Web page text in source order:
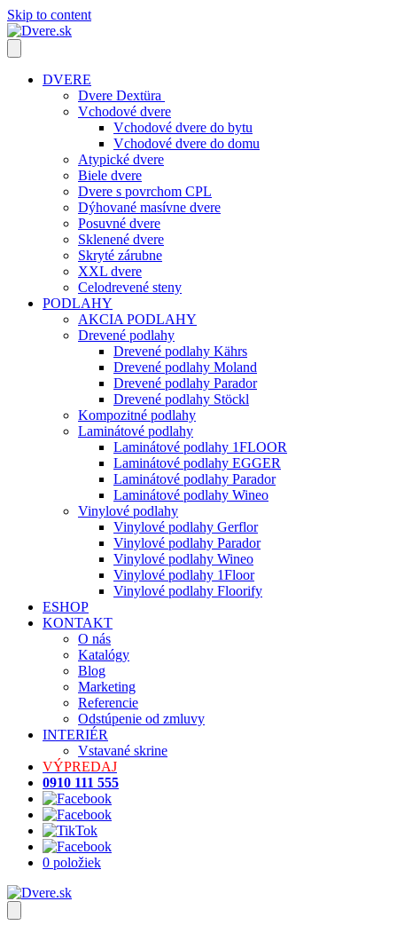
Skip to content
DVERE
Dvere Dextüra
Vchodové dvere
Vchodové dvere do bytu
Vchodové dvere do domu
Atypické dvere
Biele dvere
Dvere s povrchom CPL
Dýhované masívne dvere
Posuvné dvere
Sklenené dvere
Skryté zárubne
XXL dvere
Celodrevené steny
PODLAHY
AKCIA PODLAHY
Drevené podlahy
Drevené podlahy Kährs
Drevené podlahy Moland
Drevené podlahy Parador
Drevené podlahy Stöckl
Kompozitné podlahy
Laminátové podlahy
Laminátové podlahy 1FLOOR
Laminátové podlahy EGGER
Laminátové podlahy Parador
Laminátové podlahy Wineo
Vinylové podlahy
Vinylové podlahy Gerflor
Vinylové podlahy Parador
Vinylové podlahy Wineo
Vinylové podlahy 1Floor
Vinylové podlahy Floorify
ESHOP
KONTAKT
O nás
Katalógy
Blog
Marketing
Referencie
Odstúpenie od zmluvy
INTERIÉR
Vstavané skrine
VÝPREDAJ
0910 111 555
0 položiek